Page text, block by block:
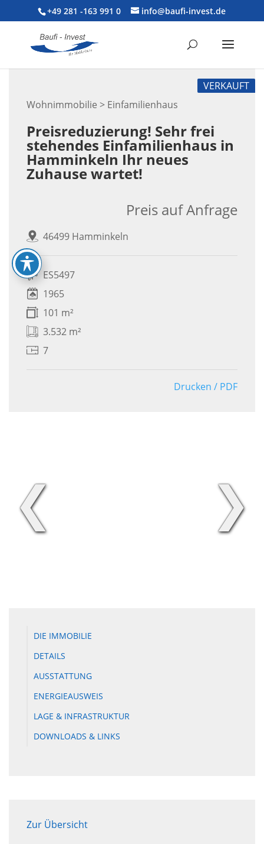
+49 281 -163 991 0 info@baufi-invest.de
Wohnimmobilie > Einfamilienhaus
VERKAUFT
Preisreduzierung! Sehr frei
stehendes Einfamilienhaus in
Hamminkeln Ihr neues
Zuhause wartet!
46499 Hamminkeln
Preis auf Anfrage
ES5497
1965
101 m²
3.532 m²
7
Drucken / PDF
❮ ❯
DIE IMMOBILIE
DETAILS
AUSSTATTUNG
ENERGIEAUSWEIS
LAGE & INFRASTRUKTUR
DOWNLOADS & LINKS
Zur Übersicht